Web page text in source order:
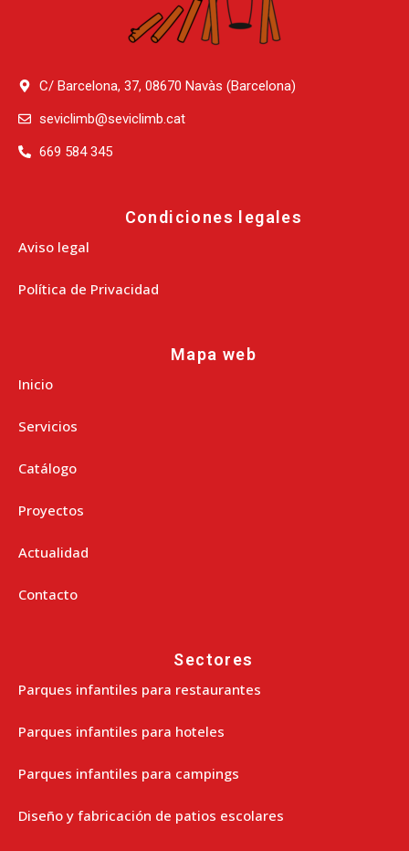
C/ Barcelona, 37, 08670 Navàs (Barcelona)
seviclimb@seviclimb.cat
669 584 345
Condiciones legales
Aviso legal
Política de Privacidad
Mapa web
Inicio
Servicios
Catálogo
Proyectos
Actualidad
Contacto
Sectores
Parques infantiles para restaurantes
Parques infantiles para hoteles
Parques infantiles para campings
Diseño y fabricación de patios escolares